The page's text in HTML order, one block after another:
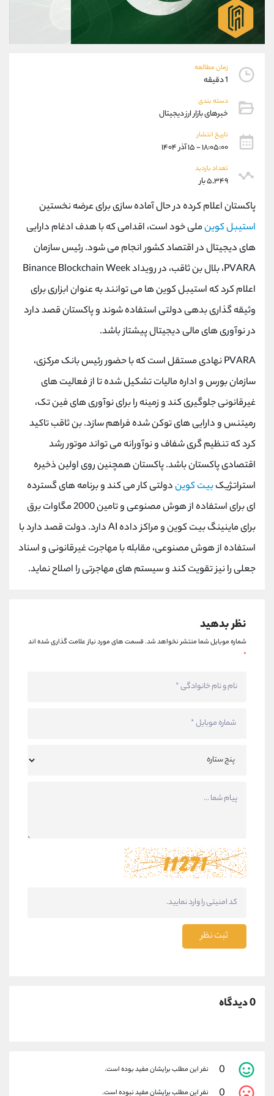
زمان مطالعه
1 دقیقه
دسته بندی
خبرهای بازار ارز دیجیتال
تاریخ انتشار
۱۸:۰۵:۰۰ - ۱۵ آذر ۱۴۰۴
تعداد بازدید
۵,۳۴۹ بار
پاکستان اعلام کرده در حال آماده سازی برای عرضه نخستین
استیبل کوینملی خود است، اقدامی که با هدف ادغام دارایی
های دیجیتال در اقتصاد کشور انجام می شود. رئیس سازمان
PVARA، بلال بن ثاقب، در رویداد Binance Blockchain Week
اعلام کرد که استیبل کوین ها می توانند به عنوان ابزاری برای
وثیقه گذاری بدهی دولتی استفاده شوند و پاکستان قصد دارد
در نوآوری های مالی دیجیتال پیشتاز باشد.
PVARA نهادی مستقل است که با حضور رئیس بانک مرکزی،
سازمان بورس و اداره مالیات تشکیل شده تا از فعالیت های
غیرقانونی جلوگیری کند و زمینه را برای نوآوری های فین تک،
رمیتنس و دارایی های توکن شده فراهم سازد. بن ثاقب تاکید
کرد که تنظیم گری شفاف و نوآورانه می تواند موتور رشد
اقتصادی پاکستان باشد. پاکستان همچنین روی اولین ذخیره
استراتژیکبیت کویندولتی کار می کند و برنامه های گسترده
ای برای استفاده از هوش مصنوعی و تامین 2000 مگاوات برق
برای ماینینگ بیت کوین و مراکز داده AI دارد. دولت قصد دارد با
استفاده از هوش مصنوعی، مقابله با مهاجرت غیرقانونی و اسناد
جعلی را نیز تقویت کند و سیستم های مهاجرتی را اصلاح نماید.
نظر بدهید
شماره موبایل شما منتشر نخواهد شد.قسمت های مورد نیاز علامت گذاری شده اند
*
ثبت نظر
0 دیدگاه
0 نفر این مطلب برایشان مفید بوده است.
نفر این مطلب برایشان مفید نبوده است.
واتساپ
تلگرام
پشتیبان فروش
موبایل
واتساپ
تلگرام
داخلی
اطلاعات تماس (دفتر فروش)
تلفن 021-22021030
بدون پیش شماره 90001030
اینستاگرام @alireza.mehrabii
کانال تلگرام @alirezamehrabi_com